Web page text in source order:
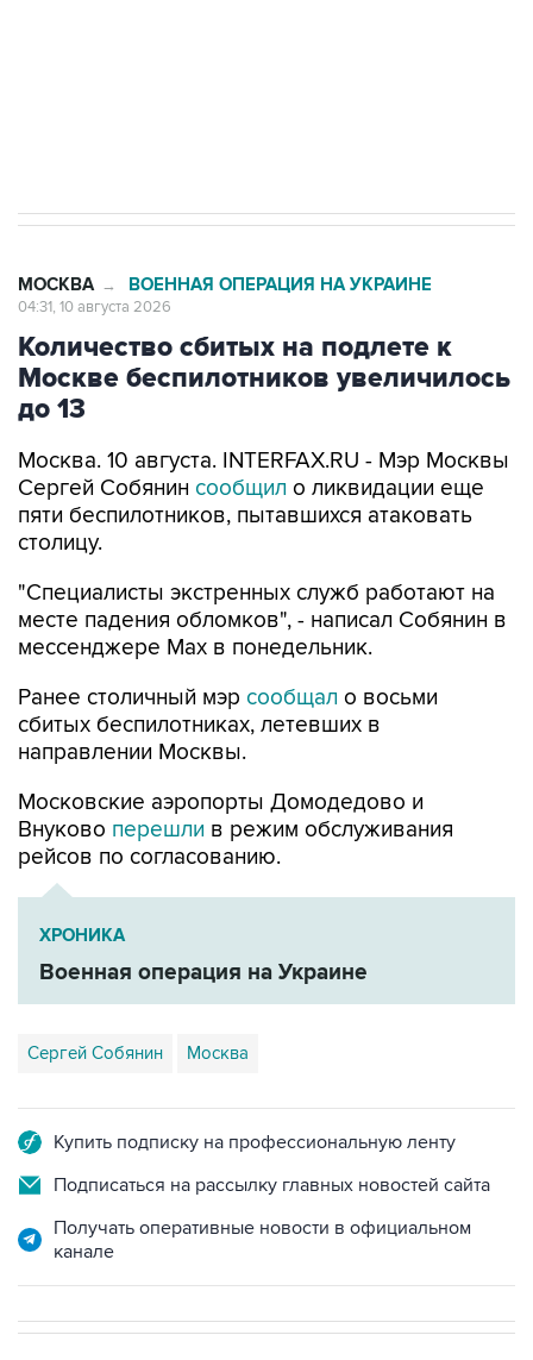
МОСКВА → ВОЕННАЯ ОПЕРАЦИЯ НА УКРАИНЕ
04:31, 10 августа 2026
Количество сбитых на подлете к
Москве беспилотников увеличилось
до 13
Москва. 10 августа. INTERFAX.RU - Мэр Москвы
Сергей Собянин сообщил о ликвидации еще
пяти беспилотников, пытавшихся атаковать
столицу.
"Специалисты экстренных служб работают на
месте падения обломков", - написал Собянин в
мессенджере Max в понедельник.
Ранее столичный мэр сообщал о восьми
сбитых беспилотниках, летевших в
направлении Москвы.
Московские аэропорты Домодедово и
Внуково перешли в режим обслуживания
рейсов по согласованию.
ХРОНИКА
Военная операция на Украине
Сергей Собянин Москва
Купить подписку на профессиональную ленту
Подписаться на рассылку главных новостей сайта
Получать оперативные новости в официальном
канале